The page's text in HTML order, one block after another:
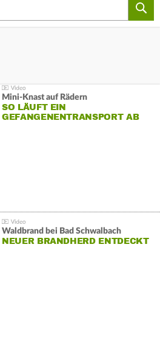
Mini-Knast auf Rädern
SO LÄUFT EIN
GEFANGENENTRANSPORT AB
Waldbrand bei Bad Schwalbach
NEUER BRANDHERD ENTDECKT